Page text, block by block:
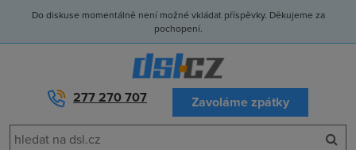
Do diskuse momentálně není možné vkládat příspěvky. Děkujeme za
pochopení.
277 270 707 Zavoláme zpátky